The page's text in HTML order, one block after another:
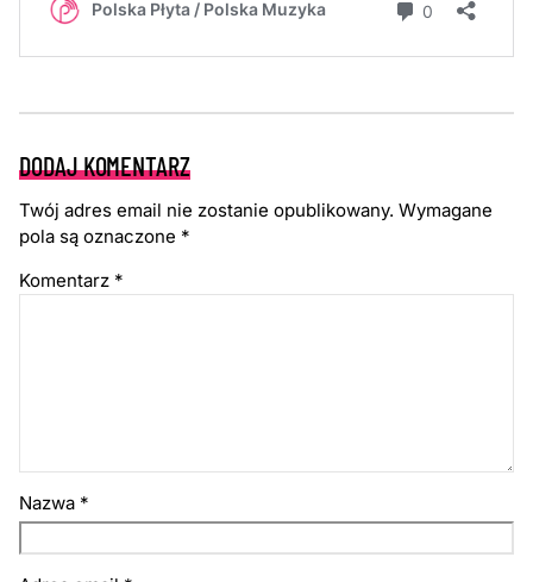
DODAJ KOMENTARZ
Twój adres email nie zostanie opublikowany. Wymagane
pola są oznaczone *
Komentarz *
Nazwa *